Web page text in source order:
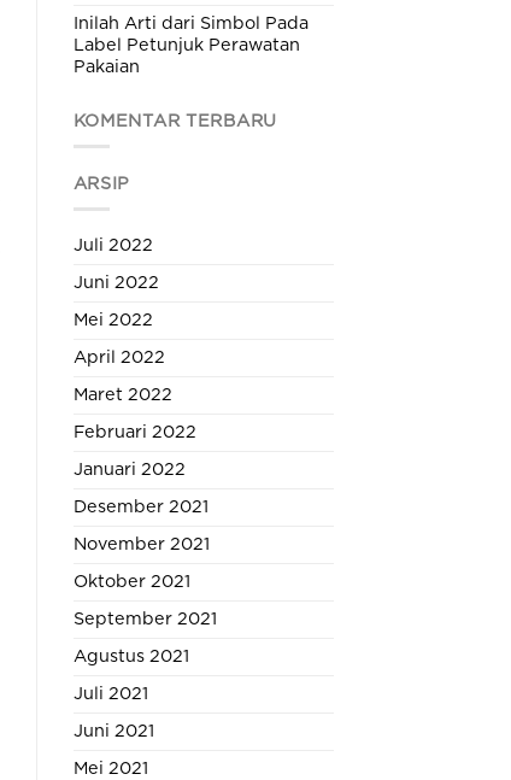
Inilah Arti dari Simbol Pada
Label Petunjuk Perawatan
Pakaian
KOMENTAR TERBARU
ARSIP
Juli 2022
Juni 2022
Mei 2022
April 2022
Maret 2022
Februari 2022
Januari 2022
Desember 2021
November 2021
Oktober 2021
September 2021
Agustus 2021
Juli 2021
Juni 2021
Mei 2021